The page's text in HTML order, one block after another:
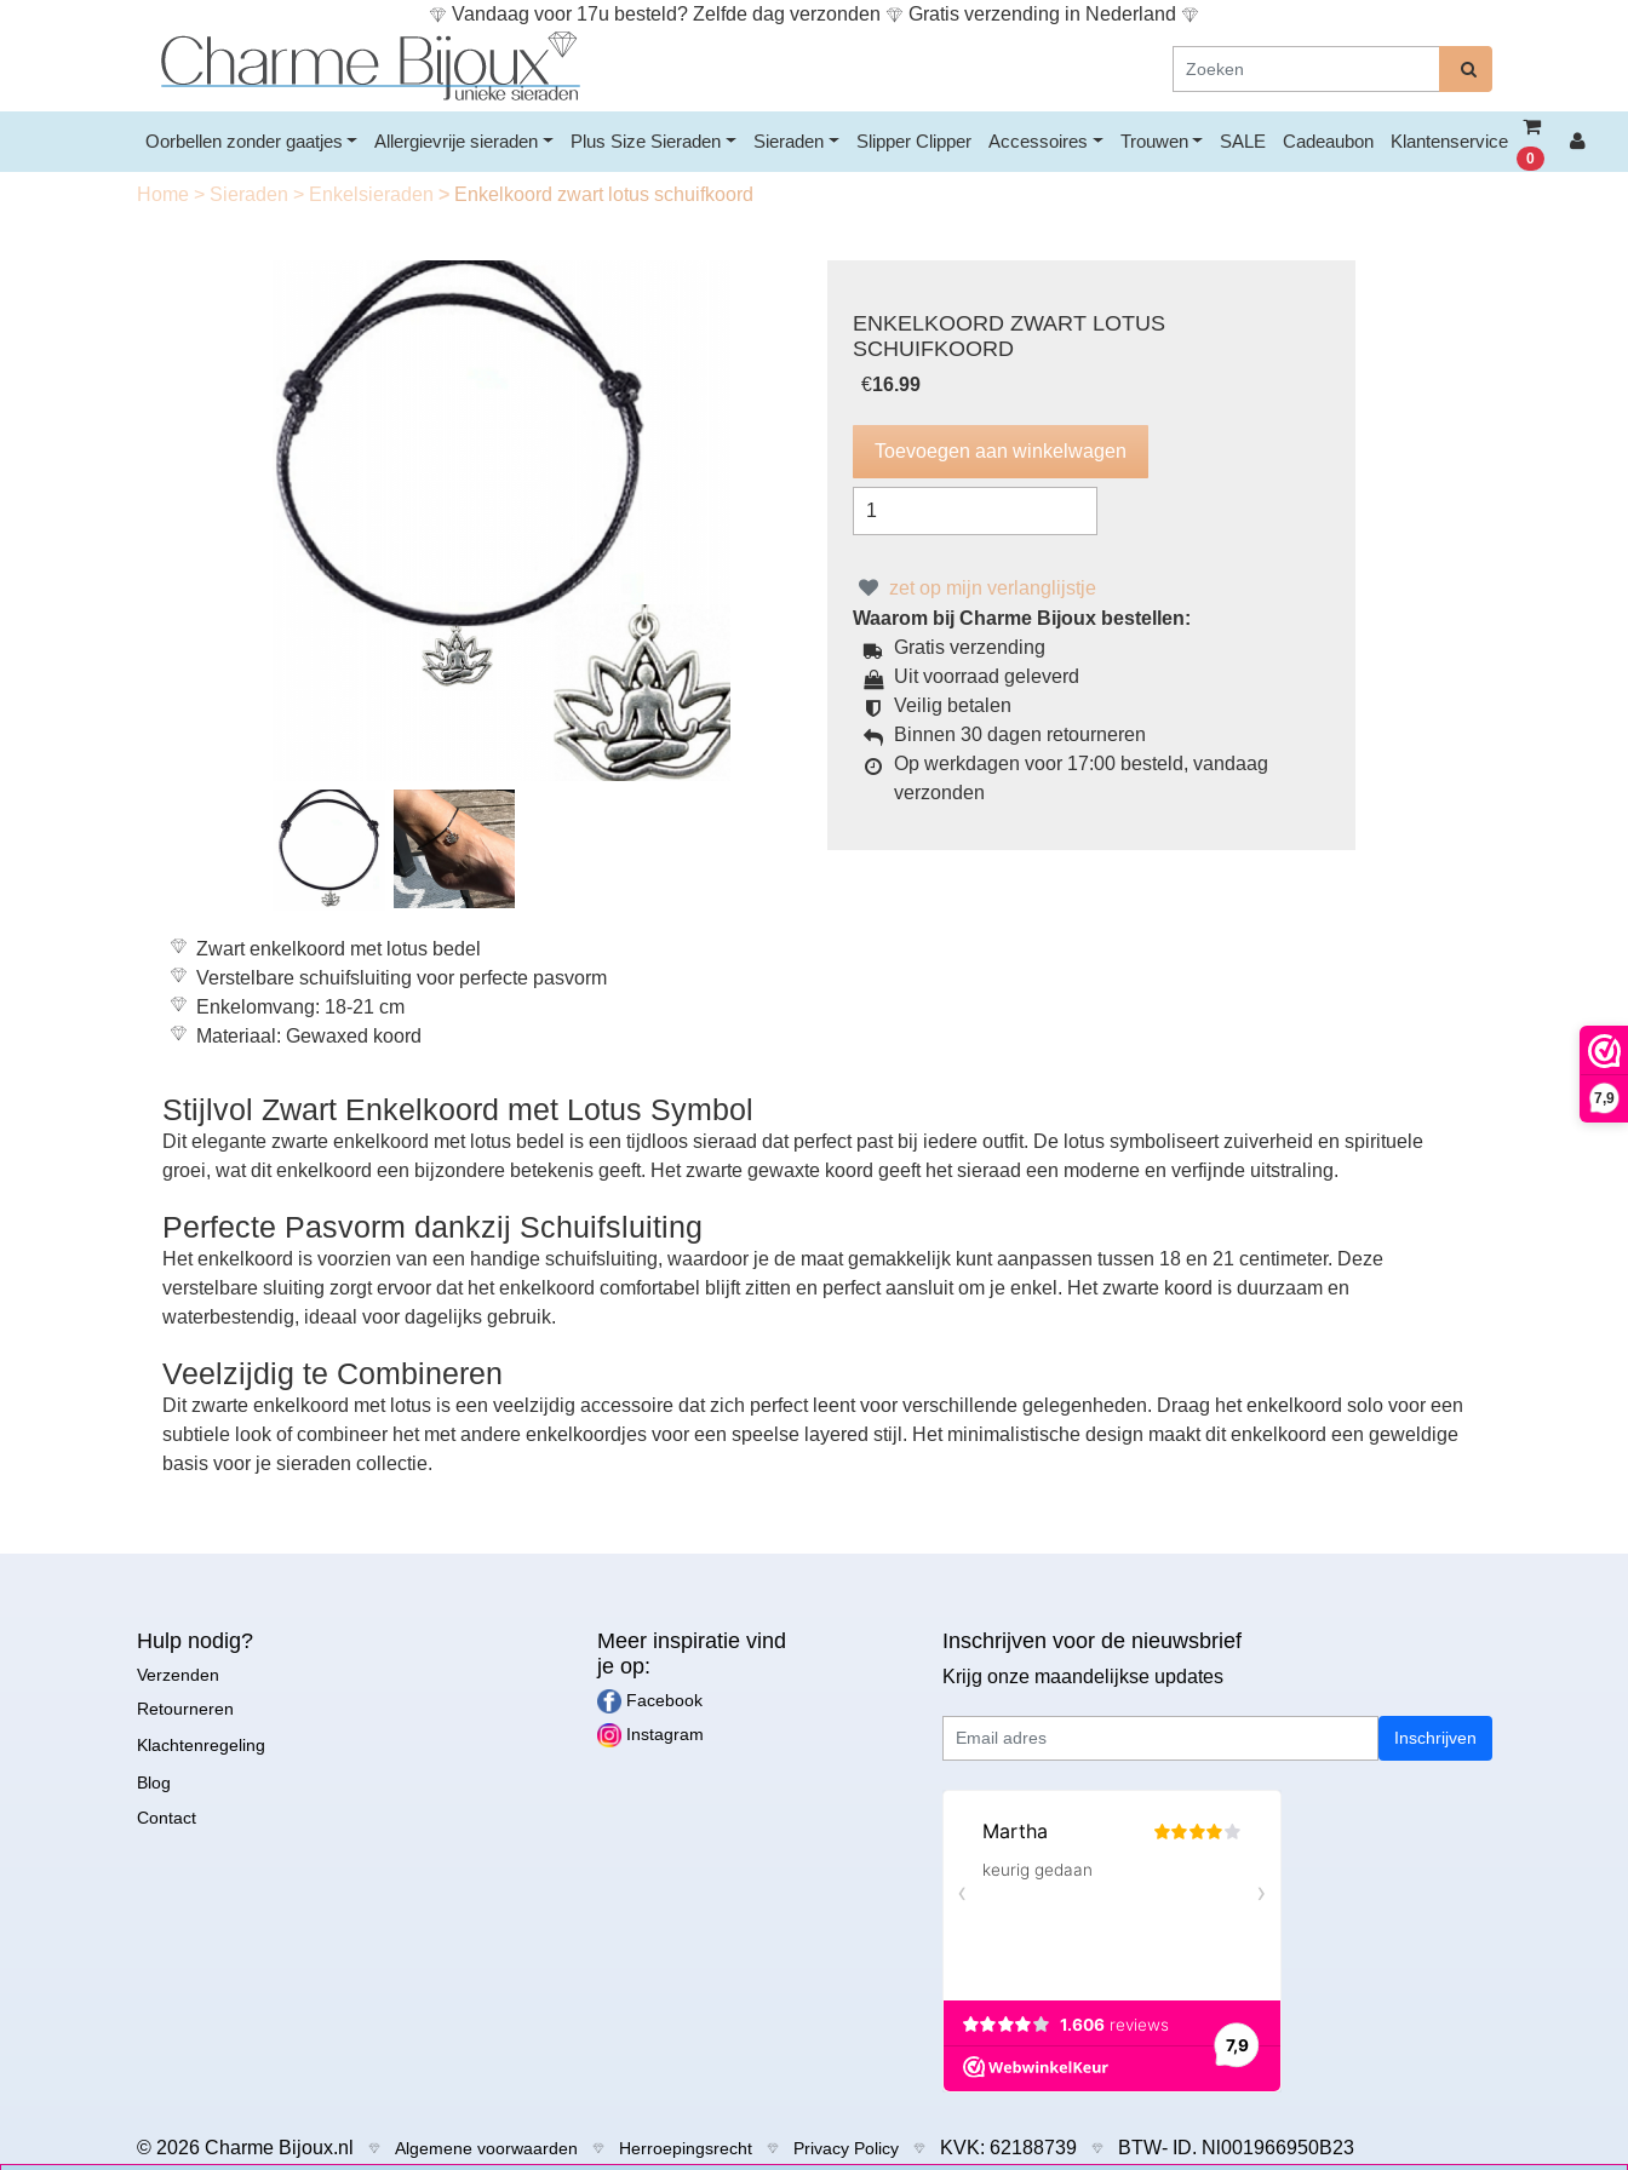
7,9
Vandaag voor 17u besteld? Zelfde dag verzonden Gratis verzending in Nederland
Oorbellen zonder gaatjes Allergievrije sieraden Plus Size Sieraden Sieraden Slipper Clipper Accessoires Trouwen SALE Cadeaubon Klantenservice
0
Home > Sieraden > Enkelsieraden > Enkelkoord zwart lotus schuifkoord
ENKELKOORD ZWART LOTUS
SCHUIFKOORD
€16.99
zet op mijn verlanglijstje
Waarom bij Charme Bijoux bestellen:
Gratis verzending
Uit voorraad geleverd
Veilig betalen
Binnen 30 dagen retourneren
Op werkdagen voor 17:00 besteld, vandaag
verzonden
Zwart enkelkoord met lotus bedel
Verstelbare schuifsluiting voor perfecte pasvorm
Enkelomvang: 18-21 cm
Materiaal: Gewaxed koord
Stijlvol Zwart Enkelkoord met Lotus Symbol
Dit elegante zwarte enkelkoord met lotus bedel is een tijdloos sieraad dat perfect past bij iedere outfit. De lotus symboliseert zuiverheid en spirituele
groei, wat dit enkelkoord een bijzondere betekenis geeft. Het zwarte gewaxte koord geeft het sieraad een moderne en verfijnde uitstraling.
Perfecte Pasvorm dankzij Schuifsluiting
Het enkelkoord is voorzien van een handige schuifsluiting, waardoor je de maat gemakkelijk kunt aanpassen tussen 18 en 21 centimeter. Deze
verstelbare sluiting zorgt ervoor dat het enkelkoord comfortabel blijft zitten en perfect aansluit om je enkel. Het zwarte koord is duurzaam en
waterbestendig, ideaal voor dagelijks gebruik.
Veelzijdig te Combineren
Dit zwarte enkelkoord met lotus is een veelzijdig accessoire dat zich perfect leent voor verschillende gelegenheden. Draag het enkelkoord solo voor een
subtiele look of combineer het met andere enkelkoordjes voor een speelse layered stijl. Het minimalistische design maakt dit enkelkoord een geweldige
basis voor je sieraden collectie.
Hulp nodig?
Verzenden
Retourneren
Klachtenregeling
Blog
Contact
Meer inspiratie vind
je op:
Facebook
Instagram
Inschrijven voor de nieuwsbrief
Krijg onze maandelijkse updates
Inschrijven
© 2026 Charme Bijoux.nl Algemene voorwaarden Herroepingsrecht Privacy Policy KVK: 62188739 BTW- ID. Nl001966950B23